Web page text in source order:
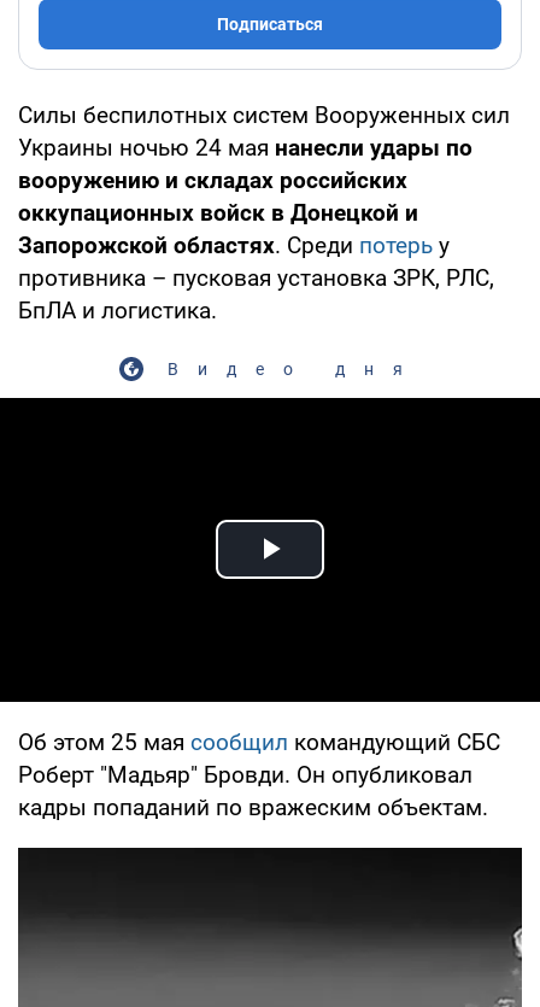
Подписаться
Силы беспилотных систем Вооруженных сил
Украины ночью 24 мая нанесли удары по
вооружению и складах российских
оккупационных войск в Донецкой и
Запорожской областях. Среди потерь у
противника – пусковая установка ЗРК, РЛС,
БпЛА и логистика.
Видео дня
Play Video
Об этом 25 мая сообщил командующий СБС
Роберт "Мадьяр" Бровди. Он опубликовал
кадры попаданий по вражеским объектам.